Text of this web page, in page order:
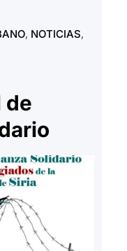
como la de
va
vez, hace
, NOTICIAS
de